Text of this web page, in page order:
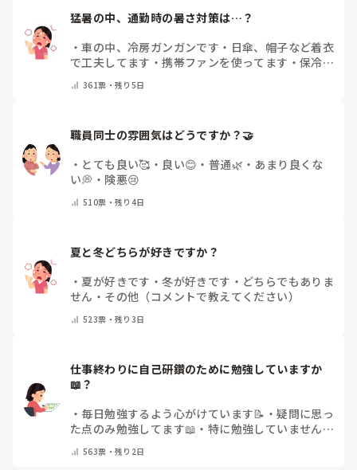
猛暑の中、通勤時の暑さ対策は…？
・車の中、冷房ガンガンです ・ 日傘、帽子など着衣
で工夫してます ・携帯ファンを使ってます ・ 保冷剤
ん ・その他（コメントで教えて下さい）
361票・残り5日
職員同士の雰囲気はどうですか？🤝
・ とても良い🥰 ・ 良い😊 ・ 普通🌿 ・ あまり良くな
い💭 ・ 険悪😢
510票・残り4日
夏と冬どちらが好きですか？
・ 夏が好きです ・冬が好きです ・ どちらでもありま
せん ・ その他（コメントで教えてください）
523票・残り3日
仕事終わりに自己研鑽のために勉強していますか
📖？
・ 毎日勉強するよう心がけています📝 ・疑問に思っ
た点のみ勉強してます📖 ・ 特に勉強していません・
563票・残り2日